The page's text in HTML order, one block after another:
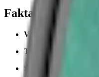
Fakta om One
Varumärke:
Tillverkare:
Snustyp: